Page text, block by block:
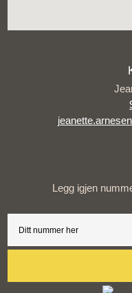
Legg igjen